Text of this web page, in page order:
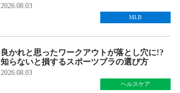
2026.08.03
MLB
良かれと思ったワークアウトが落とし穴に!?
知らないと損するスポーツブラの選び方
2026.08.03
ヘルスケア